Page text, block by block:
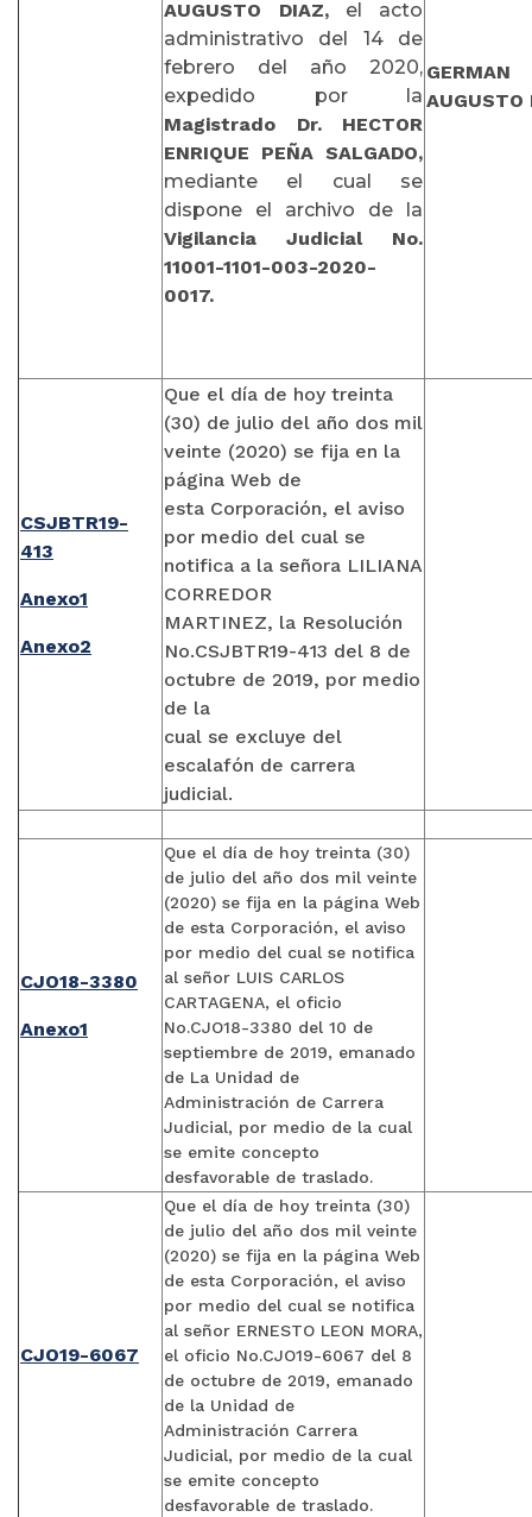
AUGUSTO DIAZ, el acto
administrativo del 14 de
febrero del año 2020,
expedido por la
Magistrado Dr. HECTOR
ENRIQUE PEÑA SALGADO,
mediante el cual se
dispone el archivo de la
Vigilancia Judicial No.
11001-1101-003-2020-
0017.
GERMAN
AUGUSTO
CSJBTR19-
413
Anexo1
Anexo2
Que el día de hoy treinta
(30) de julio del año dos mil
veinte (2020) se fija en la
página Web de
esta Corporación, el aviso
por medio del cual se
notifica a la señora LILIANA
CORREDOR
MARTINEZ, la Resolución
No.CSJBTR19-413 del 8 de
octubre de 2019, por medio
de la
cual se excluye del
escalafón de carrera
judicial.
CJO18-3380
Anexo1
Que el día de hoy treinta (30)
de julio del año dos mil veinte
(2020) se fija en la página Web
de esta Corporación, el aviso
por medio del cual se notifica
al señor LUIS CARLOS
CARTAGENA, el oficio
No.CJO18-3380 del 10 de
septiembre de 2019, emanado
de La Unidad de
Administración de Carrera
Judicial, por medio de la cual
se emite concepto
desfavorable de traslado.
CJO19-6067
Que el día de hoy treinta (30)
de julio del año dos mil veinte
(2020) se fija en la página Web
de esta Corporación, el aviso
por medio del cual se notifica
al señor ERNESTO LEON MORA,
el oficio No.CJO19-6067 del 8
de octubre de 2019, emanado
de la Unidad de
Administración Carrera
Judicial, por medio de la cual
se emite concepto
desfavorable de traslado.